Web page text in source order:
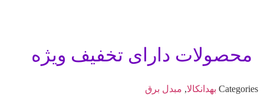
محصولات دارای تخفیف ویژه
Categories بهدانکالا, مبدل برق